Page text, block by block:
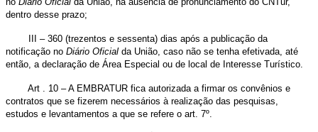
dentro desse prazo;
III – 360 (trezentos e sessenta) dias após a publicação da
notificação no Diário Oficial da União, caso não se tenha efetivada, até
então, a declaração de Área Especial ou de local de Interesse Turístico.
Art . 10 – A EMBRATUR fica autorizada a firmar os convênios e
contratos que se fizerem necessários à realização das pesquisas,
estudos e levantamentos a que se refere o art. 7º.